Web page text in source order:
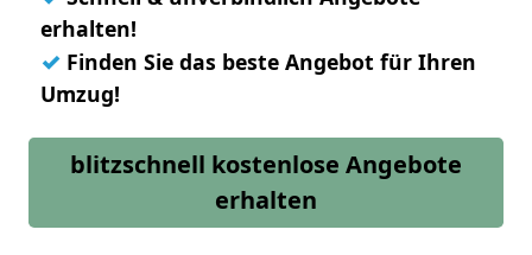
erhalten!
✓ Finden Sie das beste Angebot für Ihren
Umzug!
blitzschnell kostenlose Angebote
erhalten